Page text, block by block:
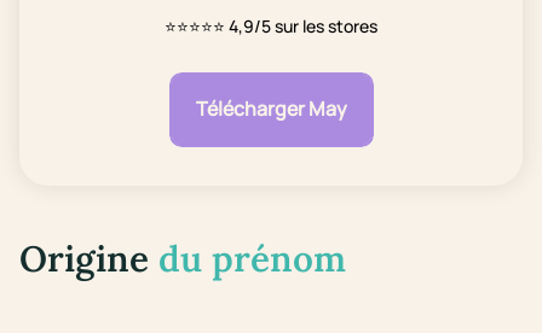
⭐⭐⭐⭐⭐ 4,9/5 sur les stores
Télécharger May
Origine du prénom